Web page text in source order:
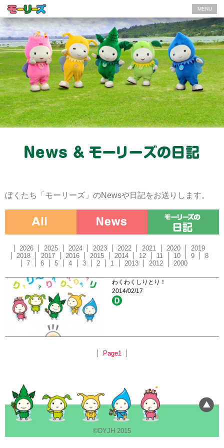
MENU
ぼくたち「モーリーズ」のNewsや日記をお送りします。
2026 2025 2024 2023 2022 2021 2020
2019
2018
2017 2016 2015 2014 12 11 10 9
8
7
6 5 4 3 2 1 2013 2012 2000
わくわくしりとり！
2014/02/17
Page1
©DYJH 2015